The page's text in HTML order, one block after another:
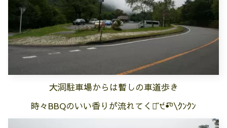
大洞駐車場からは暫しの車道歩き
時々BBQのいい香りが流れてくる̋ ੯ꔷ̀͡ᓑ\ｸﾝｸﾝ